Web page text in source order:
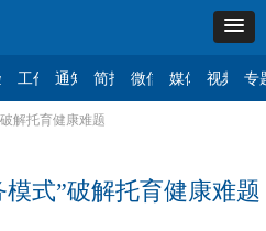
大交流
工作动态通知公告简报信息微信公众号
媒体报道视频展专
式”破解托育健康难题
解托育健康难题